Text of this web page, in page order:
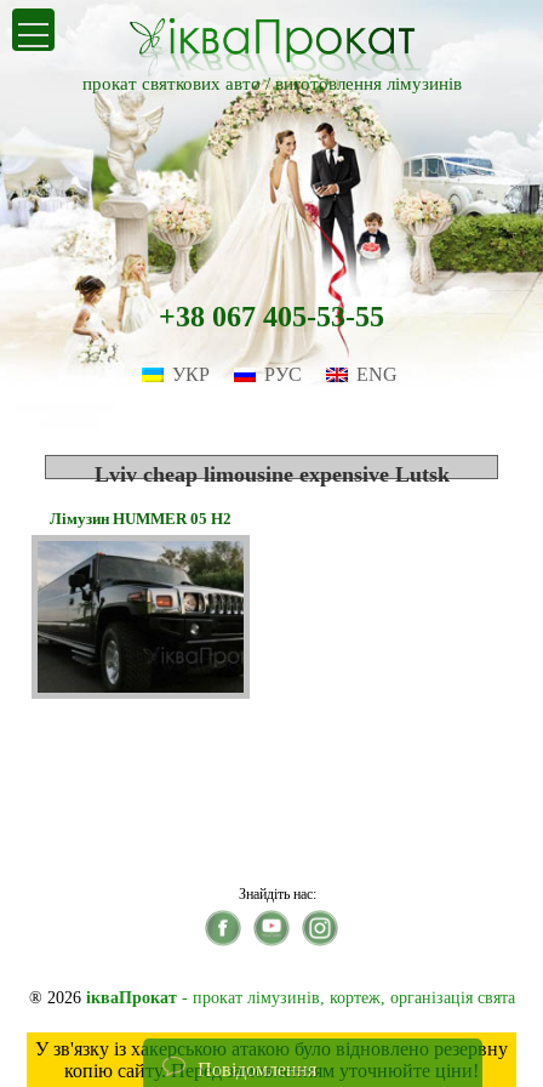
прокат святкових авто /виготовлення лімузинів
+38 067 405-53-55
УКР РУС ENG
Lviv cheap limousine expensive Lutsk
Лімузин HUMMER 05 H2
Знайдіть нас:
® 2026 ікваПрокат- прокат лімузинів, кортеж, організація свята
У зв'язку із хакерською атакою було відновлено резервну
копію сайту. Перед замовленням уточнюйте ціни!
Повідомлення